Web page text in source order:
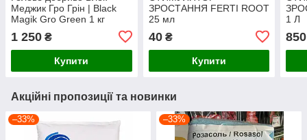
Меджик Гро Грін | Black
Magik Gro Green 1 кг
1 250 ₴
Купити
ЗРОСТАННЯ FERTI ROOT
25 мл
40₴
Купити
1 Л
850
Акційні пропозиції та новинки
–33% –33%